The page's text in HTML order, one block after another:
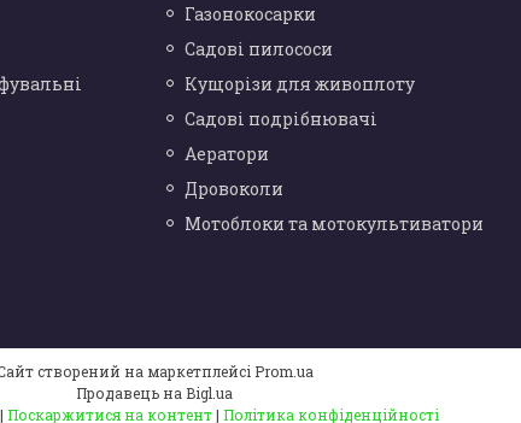
Газонокосарки
Садові пилососи
Кущорізи для живоплоту
Садові подрібнювачі
Аератори
Дровоколи
Мотоблоки та мотокультиватори
створений на маркетплейсі Prom.ua
Продавець на Bigl.ua
ТОВ "Аксис-Буд" | Поскаржитися на контент | Політика конфіденційності